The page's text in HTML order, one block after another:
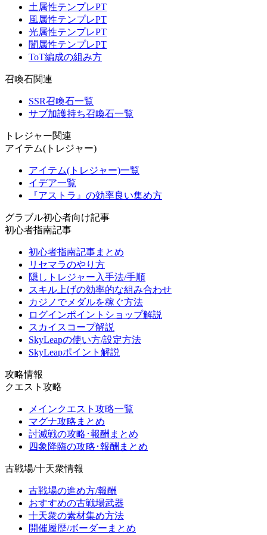
土属性テンプレPT
風属性テンプレPT
光属性テンプレPT
闇属性テンプレPT
ToT編成の組み方
召喚石関連
SSR召喚石一覧
サブ加護持ち召喚石一覧
トレジャー関連
アイテム(トレジャー)
アイテム(トレジャー)一覧
イデア一覧
『アストラ』の効率良い集め方
グラブル初心者向け記事
初心者指南記事
初心者指南記事まとめ
リセマラのやり方
隠しトレジャー入手法/手順
スキル上げの効率的な組み合わせ
カジノでメダルを稼ぐ方法
ログインポイントショップ解説
スカイスコープ解説
SkyLeapの使い方/設定方法
SkyLeapポイント解説
攻略情報
クエスト攻略
メインクエスト攻略一覧
マグナ攻略まとめ
討滅戦の攻略･報酬まとめ
四象降臨の攻略･報酬まとめ
古戦場/十天衆情報
古戦場の進め方/報酬
おすすめの古戦場武器
十天衆の素材集め方法
開催履歴/ボーダーまとめ